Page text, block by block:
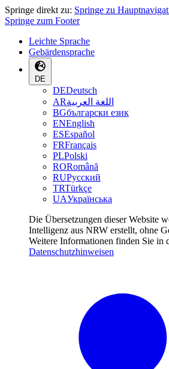
Springe direkt zu: Springe zu
Springe zum Footer
Leichte Sprache
Gebärdensprache
DE
DEDeutsch
ARاللغة العربية
BGбългарски език
ENEnglish
ESEspañol
FRFrançais
PLPolski
RORomână
RUРусский
TRTürkçe
UAУкраїнська
Die Übersetzungen dieser Website
Intelligenz aus NRW erstellt, ohne
Weitere Informationen finden Sie in
Datenschutzhinweisen